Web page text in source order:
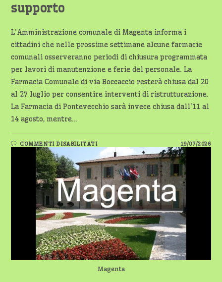
supporto
L'Amministrazione comunale di Magenta informa i
cittadini che nelle prossime settimane alcune farmacie
comunali osserveranno periodi di chiusura programmata
per lavori di manutenzione e ferie del personale. La
Farmacia Comunale di via Boccaccio resterà chiusa dal 20
al 27 luglio per consentire interventi di ristrutturazione.
La Farmacia di Pontevecchio sarà invece chiusa dall'11 al
14 agosto, mentre…
COMMENTI DISABILITATISU
MAGENTA,
CHIUSURE
ESTIVE
PER
LE
FARMACIE
COMUNALI:
IL
CALENDARIO
E
I
SERVIZI
DI
SUPPORTO
19/07/2026
Magenta